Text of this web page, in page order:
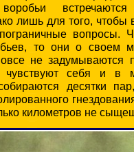
лишь для того, чтобы
вопросы.
то они о своем
не задумываются
чувствуют себя и в
десятки
километров не